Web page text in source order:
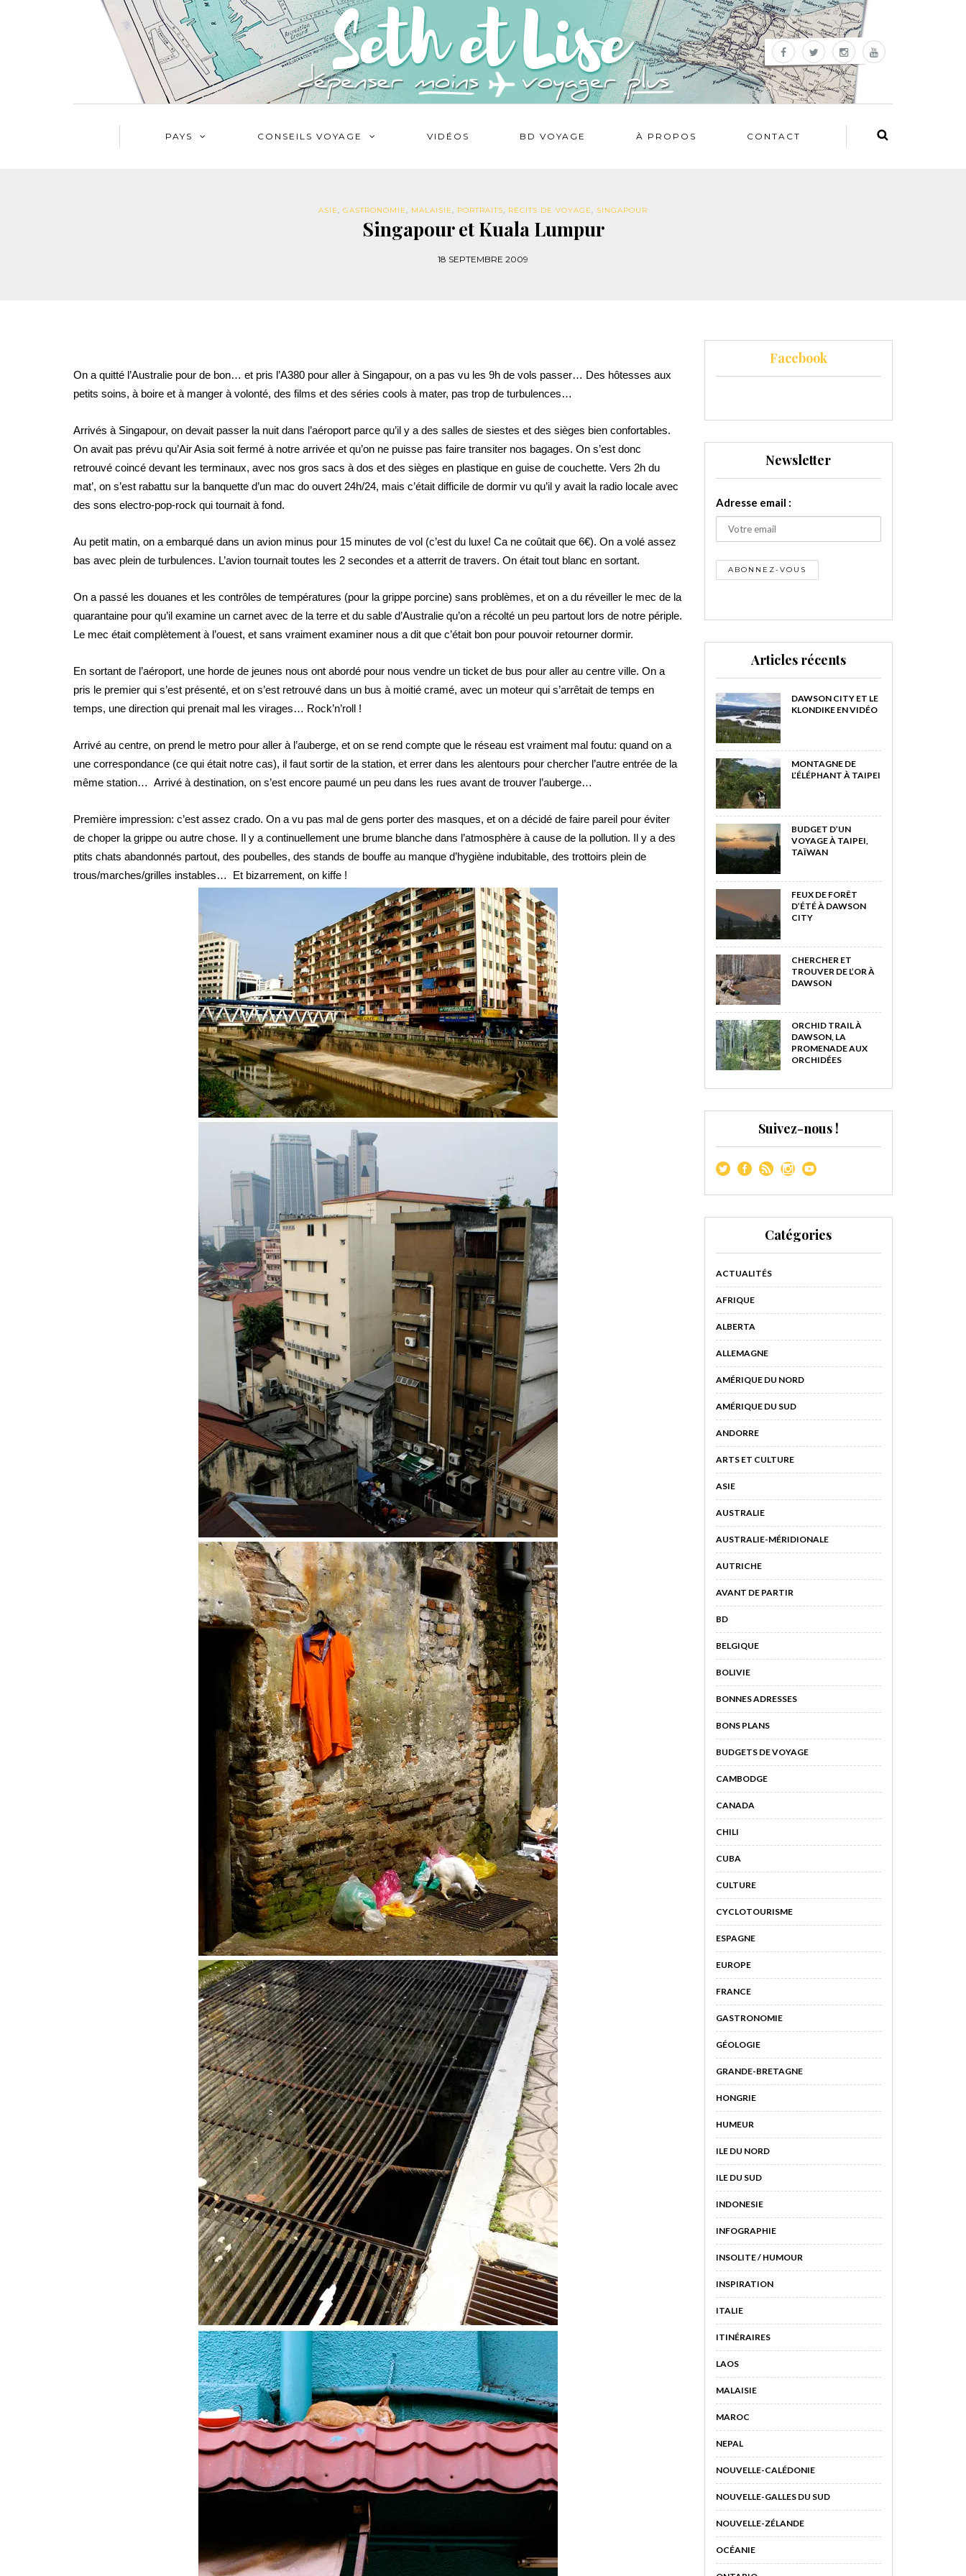
PAYS CONSEILS VOYAGE VIDÉOS BD VOYAGE À PROPOS CONTACT
ASIE, GASTRONOMIE, MALAISIE, PORTRAITS, RÉCITS DE VOYAGE, SINGAPOUR
Singapour et Kuala Lumpur
18 SEPTEMBRE 2009
On a quitté l’Australie pour de bon… et pris l’A380 pour aller à Singapour, on a pas vu les 9h de vols passer… Des hôtesses aux
petits soins, à boire et à manger à volonté, des films et des séries cools à mater, pas trop de turbulences…
Arrivés à Singapour, on devait passer la nuit dans l’aéroport parce qu’il y a des salles de siestes et des sièges bien confortables.
On avait pas prévu qu’Air Asia soit fermé à notre arrivée et qu’on ne puisse pas faire transiter nos bagages. On s’est donc
retrouvé coincé devant les terminaux, avec nos gros sacs à dos et des sièges en plastique en guise de couchette. Vers 2h du
mat’, on s’est rabattu sur la banquette d’un mac do ouvert 24h/24, mais c’était difficile de dormir vu qu’il y avait la radio locale avec
des sons electro-pop-rock qui tournait à fond.
Au petit matin, on a embarqué dans un avion minus pour 15 minutes de vol (c’est du luxe! Ca ne coûtait que 6€). On a volé assez
bas avec plein de turbulences. L’avion tournait toutes les 2 secondes et a atterrit de travers. On était tout blanc en sortant.
On a passé les douanes et les contrôles de températures (pour la grippe porcine) sans problèmes, et on a du réveiller le mec de la
quarantaine pour qu’il examine un carnet avec de la terre et du sable d’Australie qu’on a récolté un peu partout lors de notre périple.
Le mec était complètement à l’ouest, et sans vraiment examiner nous a dit que c’était bon pour pouvoir retourner dormir.
En sortant de l’aéroport, une horde de jeunes nous ont abordé pour nous vendre un ticket de bus pour aller au centre ville. On a
pris le premier qui s’est présenté, et on s’est retrouvé dans un bus à moitié cramé, avec un moteur qui s’arrêtait de temps en
temps, une direction qui prenait mal les virages… Rock’n’roll !
Arrivé au centre, on prend le metro pour aller à l’auberge, et on se rend compte que le réseau est vraiment mal foutu: quand on a
une correspondance (ce qui était notre cas), il faut sortir de la station, et errer dans les alentours pour chercher l’autre entrée de la
même station… Arrivé à destination, on s’est encore paumé un peu dans les rues avant de trouver l’auberge…
Première impression: c’est assez crado. On a vu pas mal de gens porter des masques, et on a décidé de faire pareil pour éviter
de choper la grippe ou autre chose. Il y a continuellement une brume blanche dans l’atmosphère à cause de la pollution. Il y a des
ptits chats abandonnés partout, des poubelles, des stands de bouffe au manque d’hygiène indubitable, des trottoirs plein de
trous/marches/grilles instables… Et bizarrement, on kiffe !
Facebook
Newsletter
Adresse email :
Articles récents
DAWSON CITY ET LE
KLONDIKE EN VIDÉO
MONTAGNE DE
L’ÉLÉPHANT À TAIPEI
BUDGET D’UN
VOYAGE À TAIPEI,
TAÏWAN
FEUX DE FORÊT
D’ÉTÉ À DAWSON
CITY
CHERCHER ET
TROUVER DE L’OR À
DAWSON
ORCHID TRAIL À
DAWSON, LA
PROMENADE AUX
ORCHIDÉES
Suivez-nous !
Catégories
ACTUALITÉS
AFRIQUE
ALBERTA
ALLEMAGNE
AMÉRIQUE DU NORD
AMÉRIQUE DU SUD
ANDORRE
ARTS ET CULTURE
ASIE
AUSTRALIE
AUSTRALIE-MÉRIDIONALE
AUTRICHE
AVANT DE PARTIR
BD
BELGIQUE
BOLIVIE
BONNES ADRESSES
BONS PLANS
BUDGETS DE VOYAGE
CAMBODGE
CANADA
CHILI
CUBA
CULTURE
CYCLOTOURISME
ESPAGNE
EUROPE
FRANCE
GASTRONOMIE
GÉOLOGIE
GRANDE-BRETAGNE
HONGRIE
HUMEUR
ILE DU NORD
ILE DU SUD
INDONESIE
INFOGRAPHIE
INSOLITE / HUMOUR
INSPIRATION
ITALIE
ITINÉRAIRES
LAOS
MALAISIE
MAROC
NEPAL
NOUVELLE-CALÉDONIE
NOUVELLE-GALLES DU SUD
NOUVELLE-ZÉLANDE
OCÉANIE